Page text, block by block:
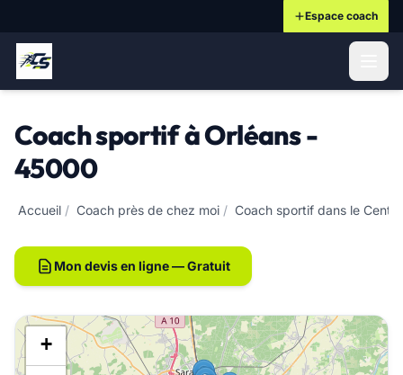
Espace coach
Coach sportif à Orléans -
45000
Accueil / Coach près de chez moi / Coach sportif dans le
Mon devis en ligne — Gratuit
+